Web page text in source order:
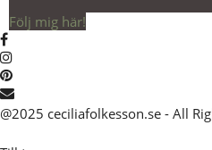
Följ mig här!
@2025 ceciliafolkesson.se - All